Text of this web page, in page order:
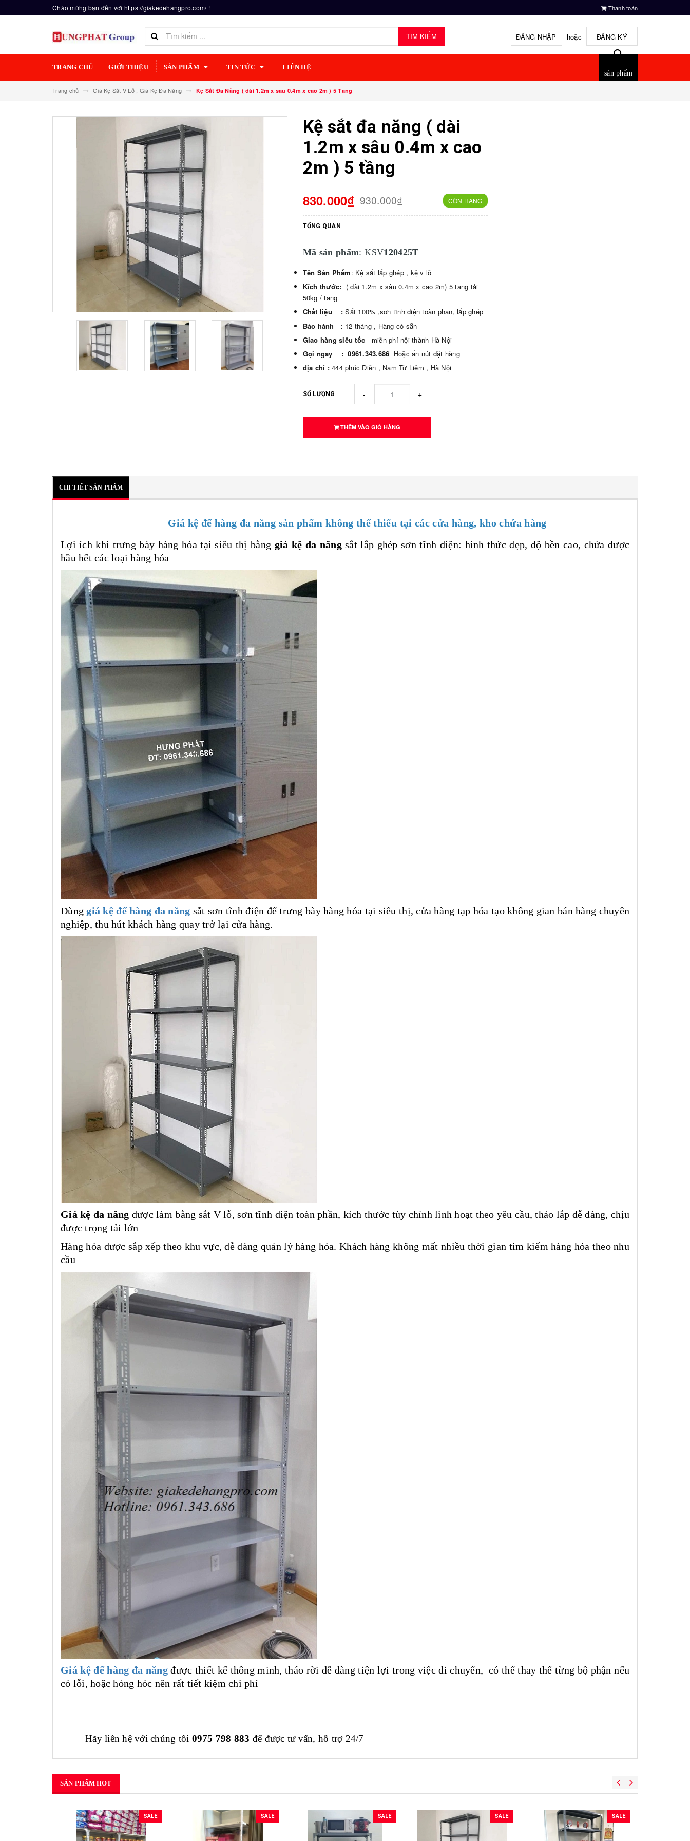
Chào mừng bạn đến với https://giakedehangpro.com/ ! Thanh toán
TÌM KIẾM ĐĂNG NHẬP hoặc ĐĂNG KÝ
TRANG CHỦ GIỚI THIỆU SẢN PHẨM TIN TỨC
LIÊN HỆ
sản phẩm
Trang chủ Giá Kệ Sắt V Lỗ , Giá Kệ Đa Năng Kệ Sắt Đa Năng ( dài 1.2m x sâu 0.4m x cao 2m ) 5 Tầng
Kệ sắt đa năng ( dài
1.2m x sâu 0.4m x cao
2m ) 5 tầng
830.000₫ 930.000₫ CÒN HÀNG
TỔNG QUAN
Mã sản phẩm: KSV120425T
Tên Sản Phẩm: Kệ sắt lắp ghép , kệ v lỗ
Kích thước: ( dài 1.2m x sâu 0.4m x cao 2m) 5 tầng tải
50kg / tầng
Chất liệu : Sắt 100% ,sơn tĩnh điện toàn phần, lắp ghép
Bảo hành : 12 tháng , Hàng có sẵn
Giao hàng siêu tốc - miễn phí nội thành Hà Nội
Gọi ngay : 0961.343.686 Hoặc ấn nút đặt hàng
địa chỉ : 444 phúc Diễn , Nam Từ Liêm , Hà Nội
SỐ LƯỢNG - +
THÊM VÀO GIỎ HÀNG
CHI TIẾT SẢN PHẨM
Giá kệ để hàng đa năng sản phẩm không thể thiếu tại các cửa hàng, kho chứa hàng
Lợi ích khi trưng bày hàng hóa tại siêu thị bằng giá kệ đa năngsắt lắp ghép sơn tĩnh điện: hình thức đẹp, độ bền cao, chứa được
hầu hết các loại hàng hóa
Dùnggiá kệ để hàng đa năng sắt sơn tĩnh điện để trưng bày hàng hóa tại siêu thị, cửa hàng tạp hóa tạo không gian bán hàng chuyên
nghiệp, thu hút khách hàng quay trở lại cửa hàng.
Giá kệ đa năng được làm bằng sắt V lỗ, sơn tĩnh điện toàn phần, kích thước tùy chỉnh linh hoạt theo yêu cầu, tháo lắp dễ dàng, chịu
được trọng tải lớn
Hàng hóa được sắp xếp theo khu vực, dễ dàng quản lý hàng hóa. Khách hàng không mất nhiều thời gian tìm kiếm hàng hóa theo nhu
cầu
Giá kệ để hàng đa năngđược thiết kế thông minh, tháo rời dễ dàng tiện lợi trong việc di chuyển, có thể thay thế từng bộ phận nếu
có lỗi, hoặc hỏng hóc nên rất tiết kiệm chi phí
Hãy liên hệ với chúng tôi 0975 798 883 để được tư vấn, hỗ trợ 24/7
SẢN PHẨM HOT
SALE SALE SALE SALE SALE